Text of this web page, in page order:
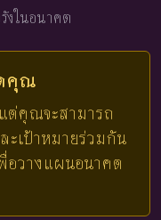
งในอนาคต
คุณ
ต่คุณจะสามารถ
ะเป้าหมายร่วมกัน
อวางแผนอนาคต